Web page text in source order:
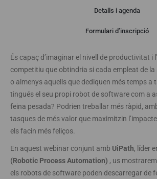
Detalls i agenda
Formulari d’inscripció
És capaç d’imaginar el nivell de productivitat i
competitiu que obtindria si cada empleat de
o almenys aquells que dediquen més temps a
tingués el seu propi robot de software com a
feina pesada? Podrien treballar més ràpid,
tasques de més valor que maximitzin
els facin més feliços.
En aquest webinar conjunt amb UiPath, líder
(Robotic Process Automation) , us
els robots de software poden descarregar de